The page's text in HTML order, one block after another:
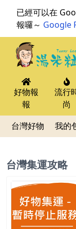
已經可以在
報囉～ Google
好物報
報
流行
尚
台灣好物
我的
台灣集運攻略